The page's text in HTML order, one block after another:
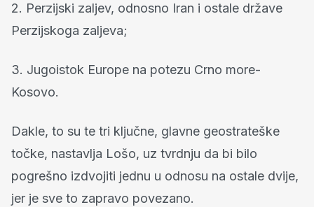
2. Perzijski zaljev, odnosno Iran i ostale države
Perzijskoga zaljeva;
3. Jugoistok Europe na potezu Crno more-
Kosovo.
Dakle, to su te tri ključne, glavne geostrateške
točke, nastavlja Lošo, uz tvrdnju da bi bilo
pogrešno izdvojiti jednu u odnosu na ostale dvije,
jer je sve to zapravo povezano.